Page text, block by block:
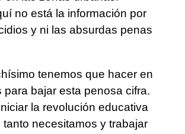
no está la información por
y ni las absurdas penas
tenemos que hacer en
para bajar esta penosa cifra.
la revolución educativa
necesitamos y trabajar